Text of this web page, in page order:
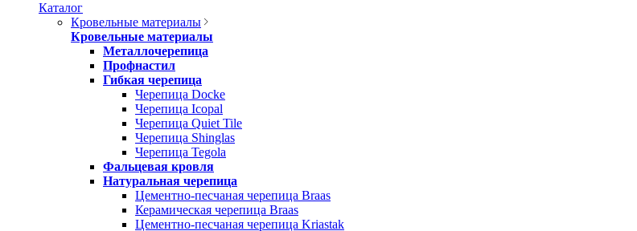
Каталог
Кровельные материалы
Кровельные материалы
Металлочерепица
Профнастил
Гибкая черепица
Черепица Docke
Черепица Icopal
Черепица Quiet Tile
Черепица Shinglas
Черепица Tegola
Фальцевая кровля
Натуральная черепица
Цементно-песчаная черепица Braas
Керамическая черепица Braas
Цементно-песчаная черепица Kriastak